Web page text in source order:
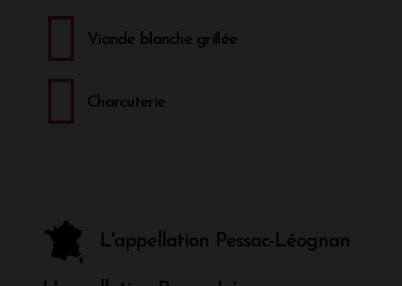
Viande blanche grillée
Charcuterie
L'appellation Pessac-Léognan